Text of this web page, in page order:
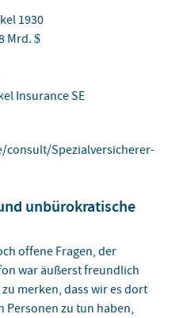
1930
Mrd. $
Insurance SE
consult/Spezialversicherer-
unbürokratische
offene Fragen, der
war äußerst freundlich
merken, dass wir es dort
Personen zu tun haben,